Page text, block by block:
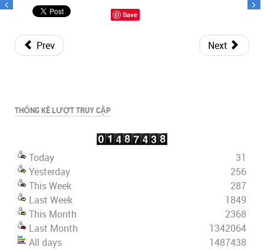
Save
Prev Next
THỐNG KÊ LƯỢT TRUY CẬP
Today
Yesterday
This Week
Last Week
This Month
Last Month
All days
31
256
287
1849
2368
1342064
1487438